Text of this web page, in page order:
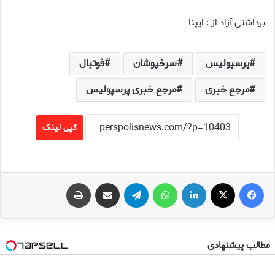
برداشتی آزاد از : ایپنا
پرسپولیس سرخپوشان
فوتبال
مرجع خبری
مرجع خبری پرسپولیس
کپی لینک
فیس بوک لینکدین تلگرام اشتراک گذاری از طریق ایمیل
مطالب پیشنهادی